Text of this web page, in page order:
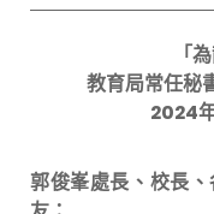
「
教育局常任秘
2024
郭俊峯處長、校長